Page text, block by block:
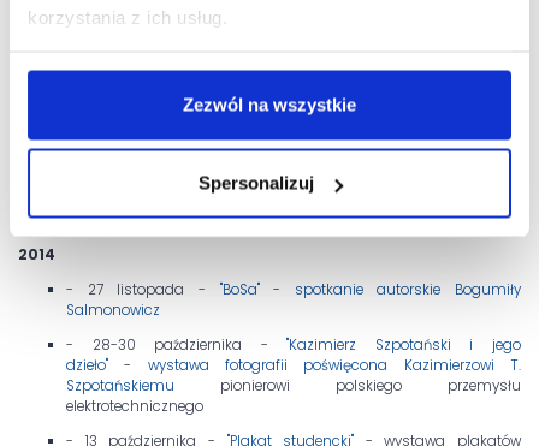
korzystania z ich usług.
Zezwól na wszystkie
Spersonalizuj
- 12 - 25 maja - wystawa plakatu towarzysząca X
Międzyuczelnianej Konferencji Naukowej pt.
współczesności
- 16 kwietnia - 5 maja - "Elbląg rysowany i malowany"
prowadzonej przez panią Katarzynę Smeję-Skulimowską
- 2 marca - 3 kwietnia - wystawagrafik Jolanty Babicz
- 15 stycznia- 13 lutego - wystawa"Jerzy Domino Grafiki"
2014
- 27 listopada - "BoSa" - spotkanie autorskie Bogumiły
Salmonowicz
- 28-30 października -"Kazimierz Szpotański i jego
dzieło" - wystawa fotografii poświęcona Kazimierzowi T.
Szpotańskiemu pionierowi polskiego przemysłu
elektrotechnicznego
- 13 października - "Plakat studencki" - wystawa plakatów